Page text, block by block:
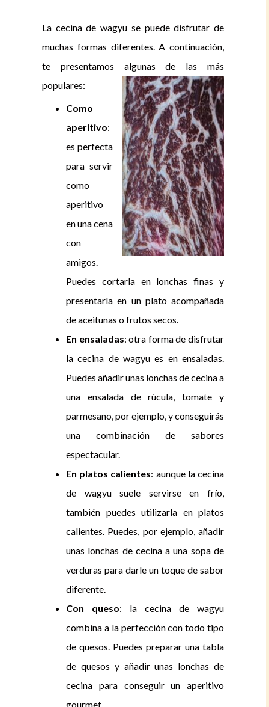
La cecina de wagyu se puede disfrutar de
muchas formas diferentes. A continuación,
te presentamos algunas de las más
populares:
Como
aperitivo:
es perfecta
para servir
como
aperitivo
en una cena
con
amigos.
Puedes cortarla en lonchas finas y
presentarla en un plato acompañada
de aceitunas o frutos secos.
En ensaladas: otra forma de disfrutar
la cecina de wagyu es en ensaladas.
Puedes añadir unas lonchas de cecina a
una ensalada de rúcula, tomate y
parmesano, por ejemplo, y conseguirás
una combinación de sabores
espectacular.
En platos calientes: aunque la cecina
de wagyu suele servirse en frío,
también puedes utilizarla en platos
calientes. Puedes, por ejemplo, añadir
unas lonchas de cecina a una sopa de
verduras para darle un toque de sabor
diferente.
Con queso: la cecina de wagyu
combina a la perfección con todo tipo
de quesos. Puedes preparar una tabla
de quesos y añadir unas lonchas de
cecina para conseguir un aperitivo
gourmet.